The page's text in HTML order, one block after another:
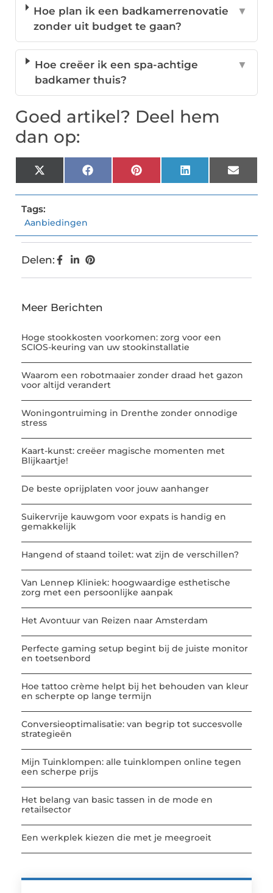
Hoe plan ik een badkamerrenovatie
zonder uit budget te gaan?
▼
Hoe creëer ik een spa-achtige
badkamer thuis?
▼
Goed artikel? Deel hem
dan op:
X
(Twitter)
FacebookPinterestLinkedInEmail
Tags:
Aanbiedingen
Delen:
Meer Berichten
Hoge stookkosten voorkomen: zorg voor een
SCIOS-keuring van uw stookinstallatie
Waarom een robotmaaier zonder draad het gazon
voor altijd verandert
Woningontruiming in Drenthe zonder onnodige
stress
Kaart-kunst: creëer magische momenten met
Blijkaartje!
De beste oprijplaten voor jouw aanhanger
Suikervrije kauwgom voor expats is handig en
gemakkelijk
Hangend of staand toilet: wat zijn de verschillen?
Van Lennep Kliniek: hoogwaardige esthetische
zorg met een persoonlijke aanpak
Het Avontuur van Reizen naar Amsterdam
Perfecte gaming setup begint bij de juiste monitor
en toetsenbord
Hoe tattoo crème helpt bij het behouden van kleur
en scherpte op lange termijn
Conversieoptimalisatie: van begrip tot succesvolle
strategieën
Mijn Tuinklompen: alle tuinklompen online tegen
een scherpe prijs
Het belang van basic tassen in de mode en
retailsector
Een werkplek kiezen die met je meegroeit